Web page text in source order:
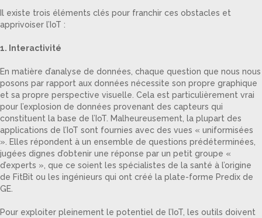
Il existe trois éléments clés pour franchir ces obstacles et
apprivoiser l’IoT :
1. Interactivité
En matière d’analyse de données, chaque question que nous nous
posons par rapport aux données nécessite son propre graphique
et sa propre perspective visuelle. Cela est particulièrement vrai
pour l’explosion de données provenant des capteurs qui
constituent la base de l’IoT. Malheureusement, la plupart des
applications de l’IoT sont fournies avec des vues « uniformisées
». Elles répondent à un ensemble de questions prédéterminées,
jugées dignes d’obtenir une réponse par un petit groupe «
d’experts », que ce soient les spécialistes de la santé à l’origine
de FitBit ou les ingénieurs qui ont créé la plate-forme Predix de
GE.
Pour exploiter pleinement le potentiel de l’IoT, les outils doivent